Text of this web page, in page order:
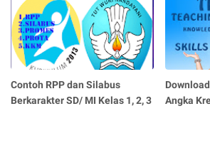
Contoh RPP dan Silabus
Berkarakter SD/ MI Kelas 1, 2, 3
Angka